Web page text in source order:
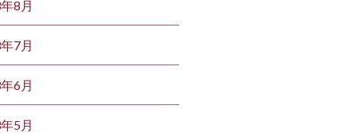
8月
7月
6月
5月